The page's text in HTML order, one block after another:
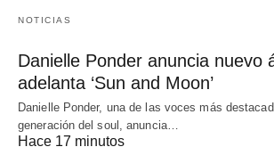
NOTICIAS
Danielle Ponder anuncia nuevo
adelanta ‘Sun and Moon’
Danielle Ponder, una de las voces más
generación del soul, anuncia…
Hace 17 minutos